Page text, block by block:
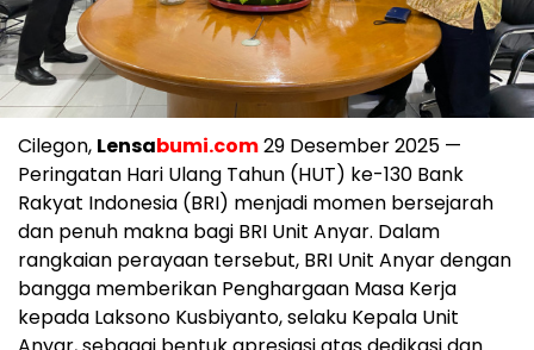
Cilegon, Lensabumi.com29 Desember 2025 —
Peringatan Hari Ulang Tahun (HUT) ke-130 Bank
Rakyat Indonesia (BRI) menjadi momen bersejarah
dan penuh makna bagi BRI Unit Anyar. Dalam
rangkaian perayaan tersebut, BRI Unit Anyar dengan
bangga memberikan Penghargaan Masa Kerja
kepada Laksono Kusbiyanto, selaku Kepala Unit